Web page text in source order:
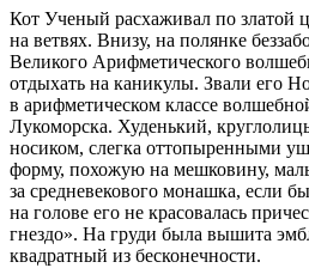
Кот Ученый расхаживал по златой
на ветвях. Внизу, на полянке
Великого Арифметического
отдыхать на каникулы. Звали его
в арифметическом классе
Лукоморска. Худенький,
носиком, слегка оттопыренными
форму, похожую на мешковину,
за средневекового монашка, если
на голове его не красовалась
гнездо». На груди была вышита
квадратный из бесконечности.